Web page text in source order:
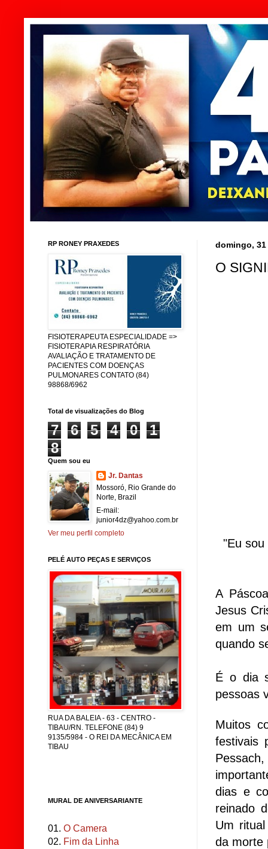
domingo, 31
O
"Eu sou
A
Jesus
em um
quando
É o dia
pessoas
Muitos
festivais
dias e
reinado
Um
da morte
RP RONEY PRAXEDES
FISIOTERAPEUTA ESPECIALIDADE =>
FISIOTERAPIA RESPIRATÓRIA
AVALIAÇÃO E TRATAMENTO DE
PACIENTES COM DOENÇAS
PULMONARES CONTATO (84)
98868/6962
Total de visualizações do Blog
7 6 5 4 0
1
8
Quem sou eu
Jr. Dantas
Mossoró, Rio Grande do
Norte, Brazil
E-mail:
junior4dz@yahoo.com.br
Ver meu perfil completo
PELÉ AUTO PEÇAS E SERVIÇOS
RUA DA BALEIA - 63 - CENTRO -
TIBAU/RN. TELEFONE (84) 9
9135/5984 - O REI DA MECÂNICA EM
TIBAU
MURAL DE ANIVERSARIANTE
01. O Camera
02. Fim da Linha